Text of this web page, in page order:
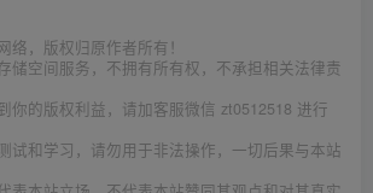
络，版权归原作者所有！
储空间服务，不拥有所有权，不承担相关法律责
你的版权利益，请加客服微信 zt0512518 进行
试和学习，请勿用于非法操作，一切后果与本站